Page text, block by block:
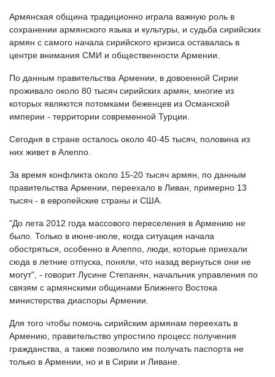
Армянская община традиционно играла важную роль в
сохранении армянского языка и культуры, и судьба сирийских
армян с самого начала сирийского кризиса оставалась в
центре внимания СМИ и общественности Армении.
По данным правительства Армении, в довоенной Сирии
проживало около 80 тысяч сирийских армян, многие из
которых являются потомками беженцев из Османской
империи - территории современной Турции.
Сегодня в стране осталось около 40-45 тысяч, половина из
них живет в Алеппо.
За время конфликта около 15-20 тысяч армян, по данным
правительства Армении, переехало в Ливан, примерно 13
тысяч - в европейские страны и США.
"До лета 2012 года массового переселения в Армению не
было. Только в июне-июле, когда ситуация начала
обостряться, особенно в Алеппо, люди, которые приехали
сюда в летние отпуска, поняли, что назад вернуться они не
могут", - говорит Лусине Степанян, начальник управления по
связям с армянскими общинами Ближнего Востока
министерства диаспоры Армении.
Для того чтобы помочь сирийским армянам переехать в
Армению, правительство упростило процесс получения
гражданства, а также позволило им получать паспорта не
только в Армении, но и в Сирии и Ливане.